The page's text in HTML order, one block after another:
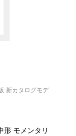
新カタログモデ
モメンタリ